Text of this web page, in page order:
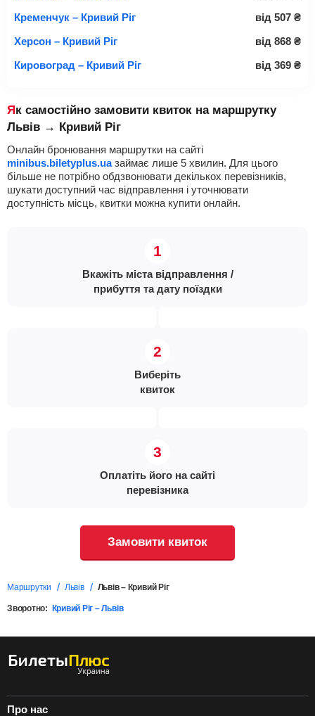
Кременчук – Кривий Ріг
від 507 ₴
Херсон – Кривий Ріг
від 868 ₴
Кировоград – Кривий Ріг
від 369 ₴
Як самостійно замовити квиток на маршрутку
Львів → Кривий Ріг
Онлайн бронювання маршрутки на сайті
minibus.biletyplus.uaзаймає лише 5 хвилин. Для цього
більше не потрібно обдзвонювати декількох перевізників,
шукати доступний час відправлення і уточнювати
доступність місць, квитки можна купити онлайн.
Вкажіть міста відправлення /
прибуття та дату поїздки
Виберіть
квиток
Оплатіть його на сайті
перевізника
Замовити квиток
Маршрутки Львів Львів – Кривий Ріг
Зворотно: Кривий Ріг – Львів
Про нас